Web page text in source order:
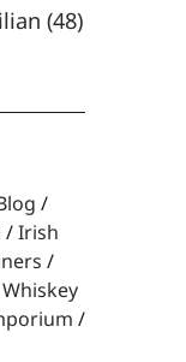
(48)
Irish